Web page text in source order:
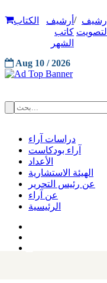
أرشيف
التصويت
/ أرشيف
كاتب
الشهر
الكتاب
Aug 10 / 2026
دراسات آراء
آراء بودكاست
الأعداد
الهيئة الاستشارية
عن رئيس التحرير
عن آراء
الرئيسية